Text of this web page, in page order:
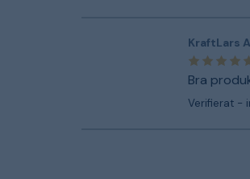
KraftLars
Bra
Verifierat -